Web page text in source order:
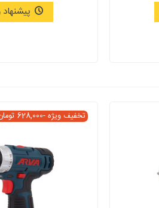
تخفیف ویژه-628,000 تومان